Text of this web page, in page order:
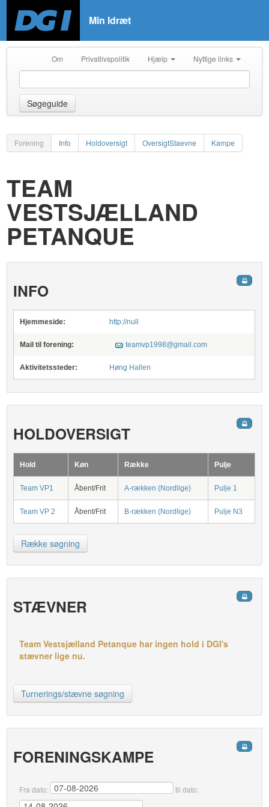
Min Idræt
Om Privatlivspolitik Hjælp Nyttige links
Søgeguide
Forening Info Holdoversigt OversigtStaevne Kampe
TEAM
VESTSJÆLLAND
PETANQUE
INFO
Hjemmeside: http://null
Mail til forening: teamvp1998@gmail.com
Aktivitetssteder: Høng Hallen
HOLDOVERSIGT
Hold Køn Række Pulje
Team VP1 Åbent/Frit A-rækken (Nordlige) Pulje 1
Team VP 2 Åbent/Frit B-rækken (Nordlige) Pulje N3
Række søgning
STÆVNER
Team Vestsjælland Petanque har ingen hold i DGI's
stævner lige nu.
Turnerings/stævne søgning
FORENINGSKAMPE
Fra dato: til dato: